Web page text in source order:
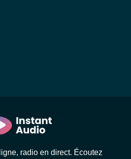
radio en direct. Écoutez